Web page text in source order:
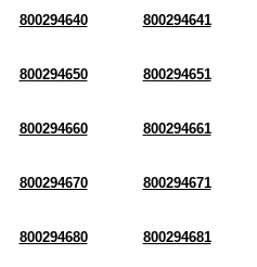
800294640 800294641
800294650 800294651
800294660 800294661
800294670 800294671
800294680 800294681